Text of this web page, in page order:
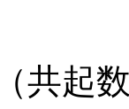
共起